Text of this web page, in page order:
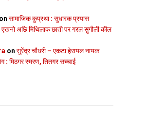
on सामाजिक कुप्रथा : सुधारक प्रयास
एखनो अछि मिथिलाक छाती पर गरल सुगौली कील
on सुरेंद्र चौधरी – एकटा हेरायल नायक
: मिठगर स्‍मरण, तितगर सच्‍चाई